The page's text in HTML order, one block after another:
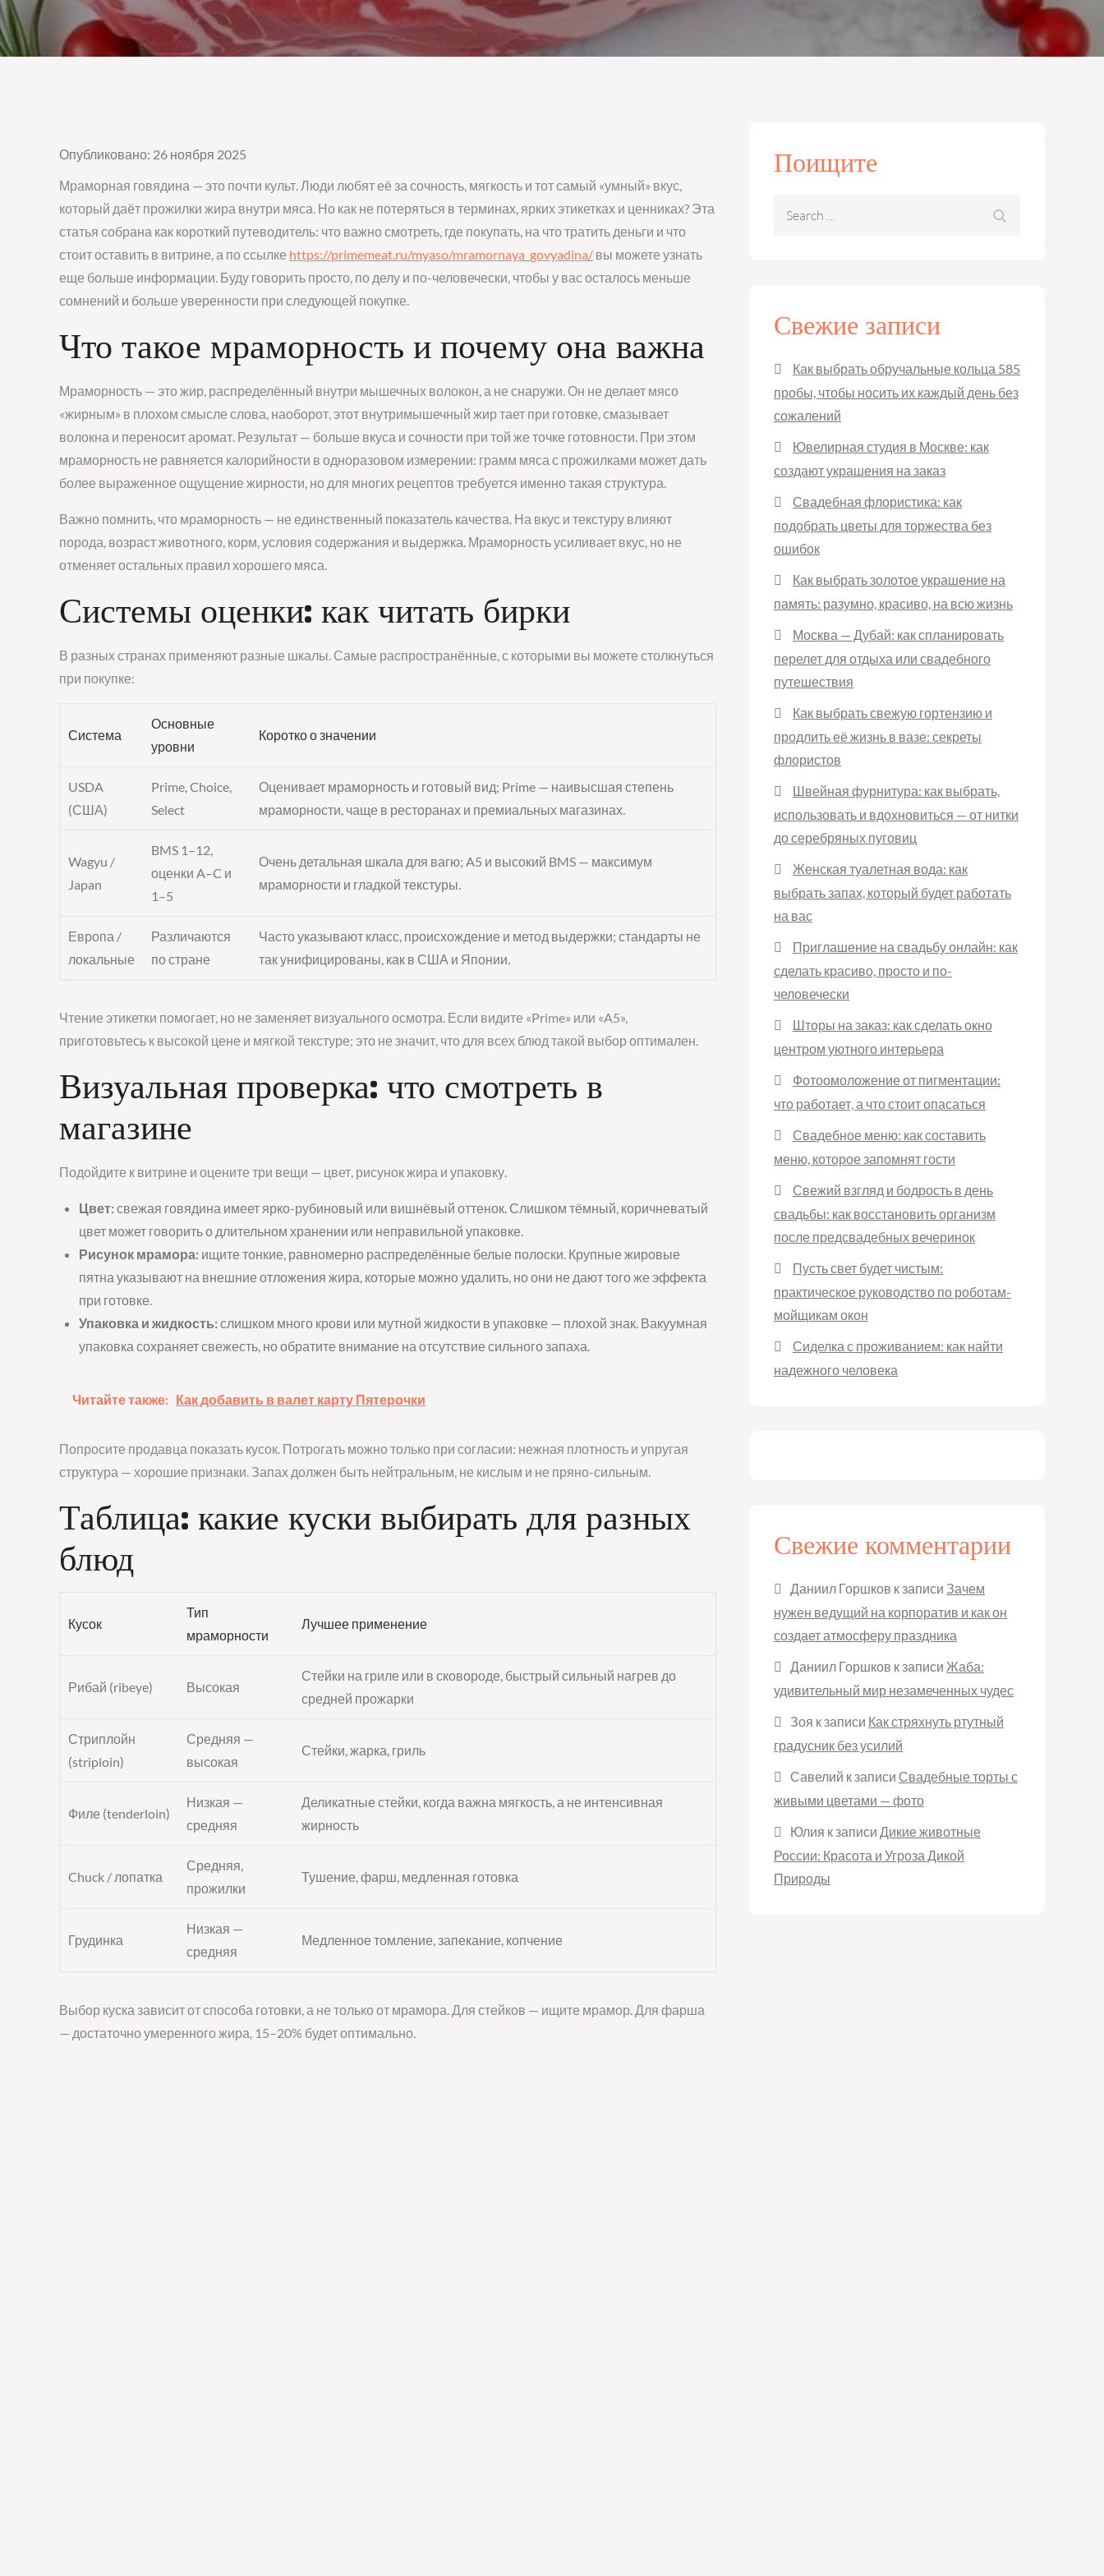
Опубликовано: 26 ноября 2025
Мраморная говядина — это почти культ. Люди любят её за сочность, мягкость и тот самый «умный» вкус,
который даёт прожилки жира внутри мяса. Но как не потеряться в терминах, ярких этикетках и ценниках? Эта
статья собрана как короткий путеводитель: что важно смотреть, где покупать, на что тратить деньги и что
стоит оставить в витрине, а по ссылке https://primemeat.ru/myaso/mramornaya_govyadina/ вы можете узнать
еще больше информации. Буду говорить просто, по делу и по-человечески, чтобы у вас осталось меньше
сомнений и больше уверенности при следующей покупке.
Что такое мраморность и почему она важна
Мраморность — это жир, распределённый внутри мышечных волокон, а не снаружи. Он не делает мясо
«жирным» в плохом смысле слова, наоборот, этот внутримышечный жир тает при готовке, смазывает
волокна и переносит аромат. Результат — больше вкуса и сочности при той же точке готовности. При этом
мраморность не равняется калорийности в одноразовом измерении: грамм мяса с прожилками может дать
более выраженное ощущение жирности, но для многих рецептов требуется именно такая структура.
Важно помнить, что мраморность — не единственный показатель качества. На вкус и текстуру влияют
порода, возраст животного, корм, условия содержания и выдержка. Мраморность усиливает вкус, но не
отменяет остальных правил хорошего мяса.
Системы оценки: как читать бирки
В разных странах применяют разные шкалы. Самые распространённые, с которыми вы можете столкнуться
при покупке:
Система
Основные
уровни
Коротко о значении
USDA
(США)
Prime, Choice,
Select
Оценивает мраморность и готовый вид; Prime — наивысшая степень
мраморности, чаще в ресторанах и премиальных магазинах.
Wagyu /
Japan
BMS 1–12,
оценки A–C и
1–5
Очень детальная шкала для вагю; A5 и высокий BMS — максимум
мраморности и гладкой текстуры.
Европа /
локальные
Различаются
по стране
Часто указывают класс, происхождение и метод выдержки; стандарты не
так унифицированы, как в США и Японии.
Чтение этикетки помогает, но не заменяет визуального осмотра. Если видите «Prime» или «A5»,
приготовьтесь к высокой цене и мягкой текстуре; это не значит, что для всех блюд такой выбор оптимален.
Визуальная проверка: что смотреть в
магазине
Подойдите к витрине и оцените три вещи — цвет, рисунок жира и упаковку.
Цвет: свежая говядина имеет ярко-рубиновый или вишнёвый оттенок. Слишком тёмный, коричневатый
цвет может говорить о длительном хранении или неправильной упаковке.
Рисунок мрамора: ищите тонкие, равномерно распределённые белые полоски. Крупные жировые
пятна указывают на внешние отложения жира, которые можно удалить, но они не дают того же эффекта
при готовке.
Упаковка и жидкость: слишком много крови или мутной жидкости в упаковке — плохой знак. Вакуумная
упаковка сохраняет свежесть, но обратите внимание на отсутствие сильного запаха.
Читайте также: Как добавить в валет карту Пятерочки
Попросите продавца показать кусок. Потрогать можно только при согласии: нежная плотность и упругая
структура — хорошие признаки. Запах должен быть нейтральным, не кислым и не пряно-сильным.
Таблица: какие куски выбирать для разных
блюд
Кусок
Тип
мраморности
Лучшее применение
Рибай (ribeye) Высокая
Стейки на гриле или в сковороде, быстрый сильный нагрев до
средней прожарки
Стриплойн
(striploin)
Средняя —
высокая
Стейки, жарка, гриль
Филе (tenderloin)
Низкая —
средняя
Деликатные стейки, когда важна мягкость, а не интенсивная
жирность
Chuck / лопатка
Средняя,
прожилки
Тушение, фарш, медленная готовка
Грудинка
Низкая —
средняя
Медленное томление, запекание, копчение
Выбор куска зависит от способа готовки, а не только от мрамора. Для стейков — ищите мрамор. Для фарша
— достаточно умеренного жира, 15–20% будет оптимально.
Поищите
Свежие записи
Как выбрать обручальные кольца 585
пробы, чтобы носить их каждый день без
сожалений
Ювелирная студия в Москве: как
создают украшения на заказ
Свадебная флористика: как
подобрать цветы для торжества без
ошибок
Как выбрать золотое украшение на
память: разумно, красиво, на всю жизнь
Москва — Дубай: как спланировать
перелет для отдыха или свадебного
путешествия
Как выбрать свежую гортензию и
продлить её жизнь в вазе: секреты
флористов
Швейная фурнитура: как выбрать,
использовать и вдохновиться — от нитки
до серебряных пуговиц
Женская туалетная вода: как
выбрать запах, который будет работать
на вас
Приглашение на свадьбу онлайн: как
сделать красиво, просто и по-
человечески
Шторы на заказ: как сделать окно
центром уютного интерьера
Фотоомоложение от пигментации:
что работает, а что стоит опасаться
Свадебное меню: как составить
меню, которое запомнят гости
Свежий взгляд и бодрость в день
свадьбы: как восстановить организм
после предсвадебных вечеринок
Пусть свет будет чистым:
практическое руководство по роботам-
мойщикам окон
Сиделка с проживанием: как найти
надежного человека
Свежие комментарии
Даниил Горшков к записи Зачем
нужен ведущий на корпоратив и как он
создает атмосферу праздника
Даниил Горшков к записи Жаба:
удивительный мир незамеченных чудес
Зоя к записи Как стряхнуть ртутный
градусник без усилий
Савелий к записи Свадебные торты с
живыми цветами — фото
Юлия к записи Дикие животные
России: Красота и Угроза Дикой
Природы